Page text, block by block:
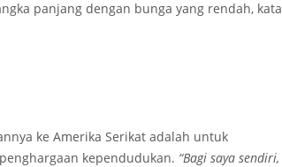
panjang dengan bunga yang rendah, kata
ke Amerika Serikat adalah untuk
kependudukan. “Bagi saya sendiri,